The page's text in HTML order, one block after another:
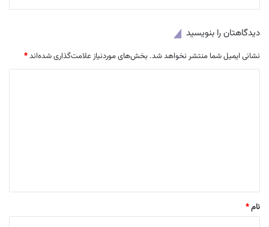
دیدگاهتان را بنویسید
نشانی ایمیل شما منتشر نخواهد شد. بخش‌های موردنیاز علامت‌گذاری شده‌اند*
نام*